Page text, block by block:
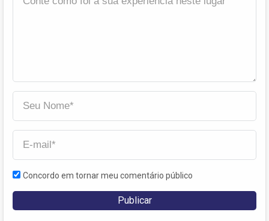
Concordo em tornar meu comentário público